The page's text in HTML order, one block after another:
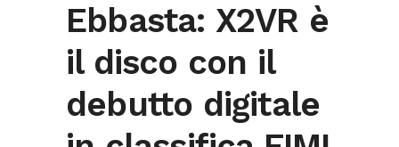
Ebbasta: X2VR è
il disco con il
debutto digitale